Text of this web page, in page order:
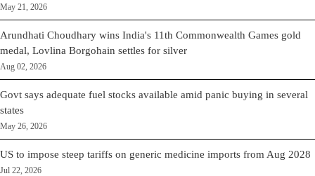
May 21, 2026
Arundhati Choudhary wins India's 11th Commonwealth Games gold
medal, Lovlina Borgohain settles for silver
Aug 02, 2026
Govt says adequate fuel stocks available amid panic buying in several
states
May 26, 2026
US to impose steep tariffs on generic medicine imports from Aug 2028
Jul 22, 2026